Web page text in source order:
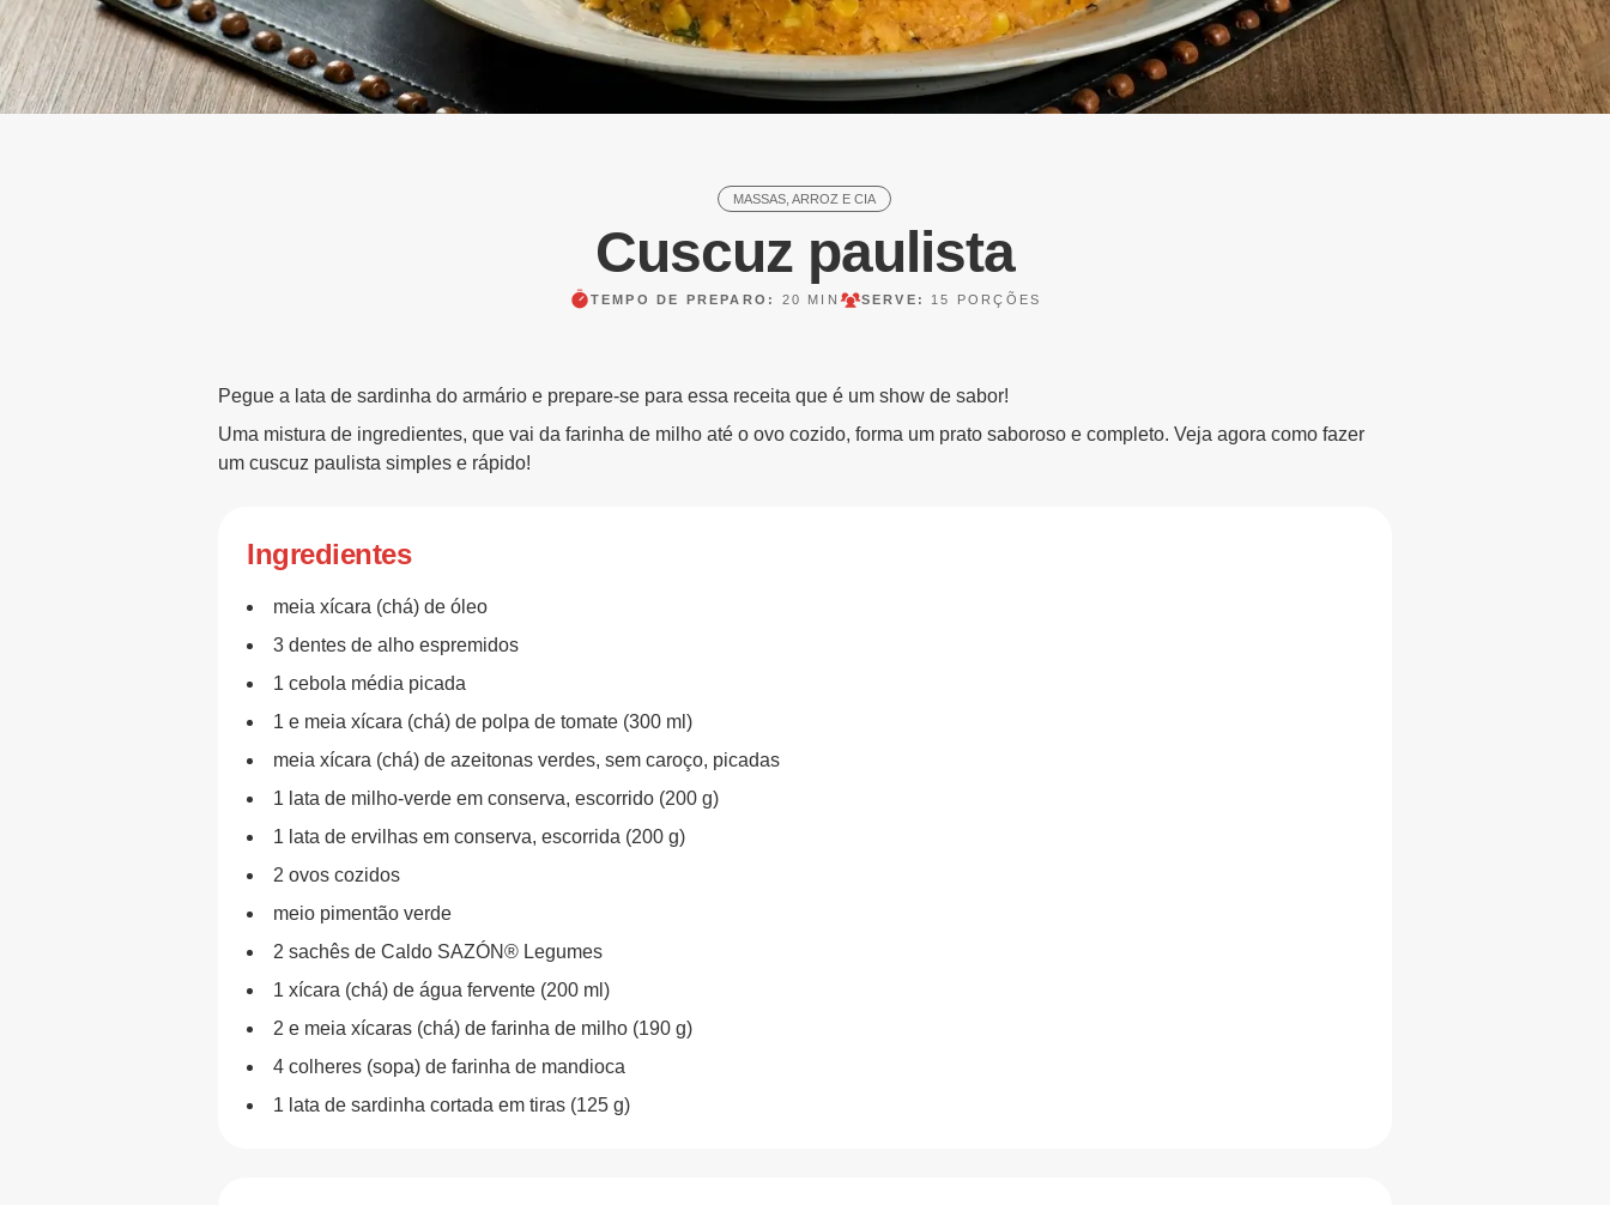
MASSAS, ARROZ E CIA
Cuscuz paulista
TEMPO DE PREPARO: 20 MIN SERVE: 15 PORÇÕES
Pegue a lata de sardinha do armário e prepare-se para essa receita que é um show de sabor!
Uma mistura de ingredientes, que vai da farinha de milho até o ovo cozido, forma um prato saboroso e completo. Veja agora como fazer
um cuscuz paulista simples e rápido!
Ingredientes
meia xícara (chá) de óleo
3 dentes de alho espremidos
1 cebola média picada
1 e meia xícara (chá) de polpa de tomate (300 ml)
meia xícara (chá) de azeitonas verdes, sem caroço, picadas
1 lata de milho-verde em conserva, escorrido (200 g)
1 lata de ervilhas em conserva, escorrida (200 g)
2 ovos cozidos
meio pimentão verde
2 sachês de Caldo SAZÓN® Legumes
1 xícara (chá) de água fervente (200 ml)
2 e meia xícaras (chá) de farinha de milho (190 g)
4 colheres (sopa) de farinha de mandioca
1 lata de sardinha cortada em tiras (125 g)